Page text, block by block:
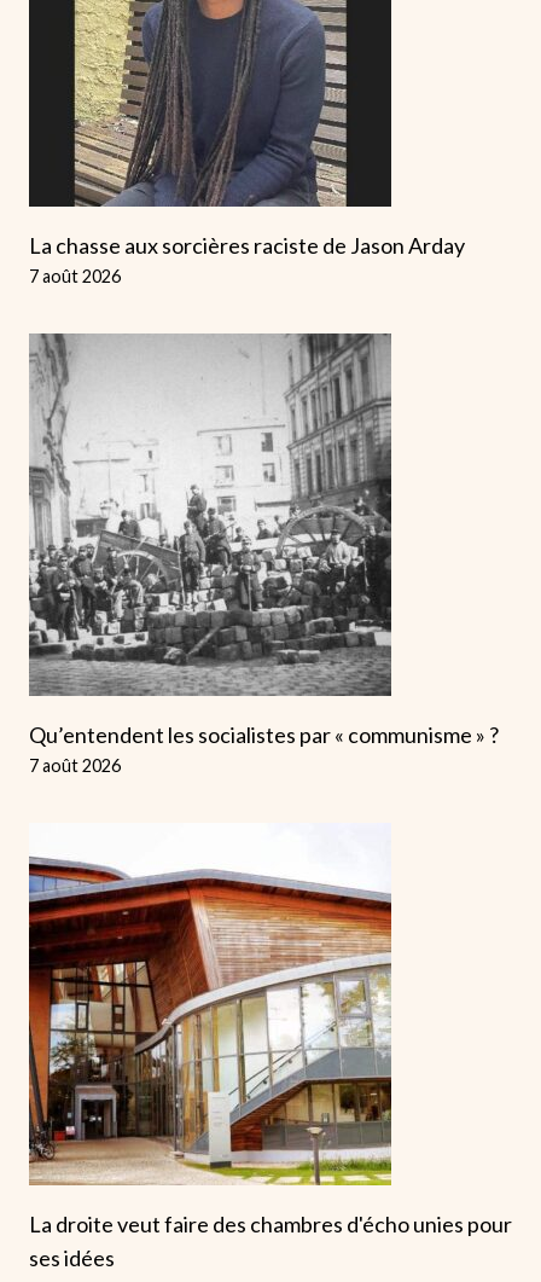
La chasse aux sorcières raciste de Jason Arday
7 août 2026
Qu’entendent les socialistes par « communisme » ?
7 août 2026
La droite veut faire des chambres d'écho unies pour
ses idées